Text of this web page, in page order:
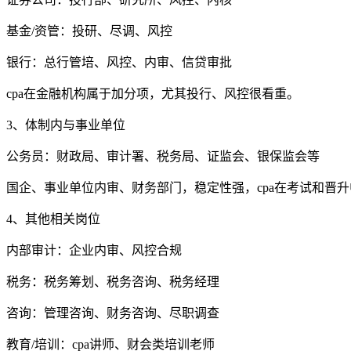
基金/资管：投研、尽调、风控
银行：总行管培、风控、内审、信贷审批
cpa在金融机构属于加分项，尤其投行、风控很看重。
3、体制内与事业单位
公务员：财政局、审计署、税务局、证监会、银保监会等
国企、事业单位内审、财务部门，稳定性强，cpa在考试和晋升
4、其他相关岗位
内部审计：企业内审、风控合规
税务：税务筹划、税务咨询、税务经理
咨询：管理咨询、财务咨询、尽职调查
教育/培训：cpa讲师、财会类培训老师